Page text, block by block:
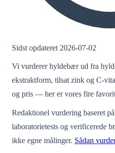
Sidst opdateret 2026-07-02
Vi vurderer hyldebær ud fra
ekstraktform, tilsat zink og C-
og pris — her er vores fire
Redaktionel vurdering baseret
laboratorietests og verificerede
ikke egne målinger. Sådan